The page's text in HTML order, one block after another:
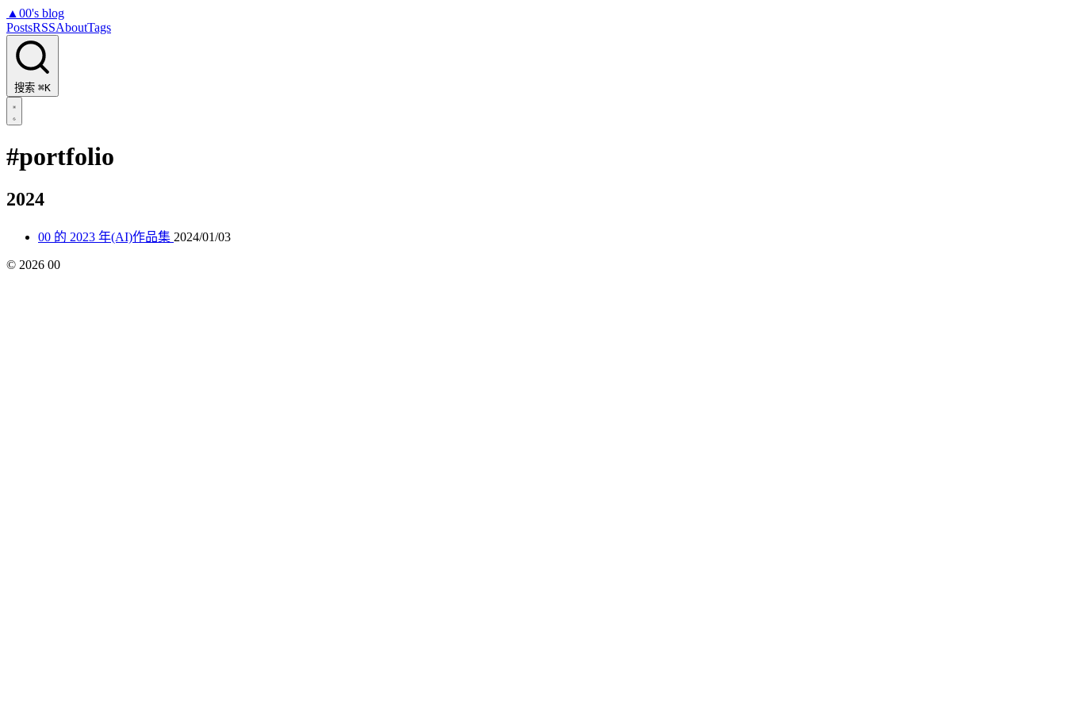
▲ 00's blog
PostsRSSAboutTags
搜索 ⌘K
#portfolio
2024
00 的 2023 年(AI)作品集 2024/01/03
© 2026 00